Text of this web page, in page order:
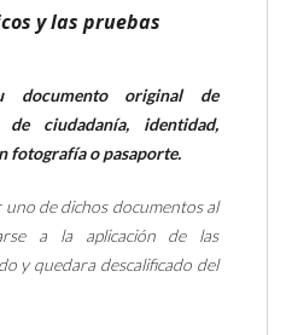
y las pruebas
documento original de
de ciudadanía, identidad,
fotografía o pasaporte.
uno de dichos documentos al
a la aplicación de las
y quedara descalificado del